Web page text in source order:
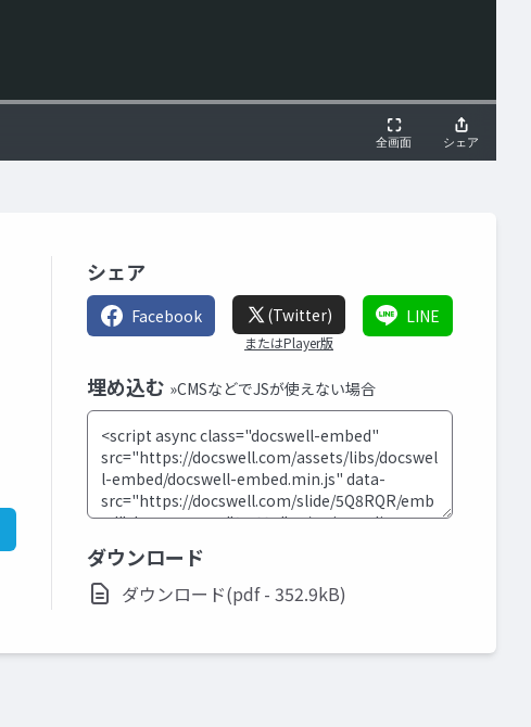
シェア
Facebook (Twitter)
またはPlayer版
LINE
埋め込む »CMSなどでJSが使えない場合
ダウンロード
ダウンロード(pdf - 352.9kB)